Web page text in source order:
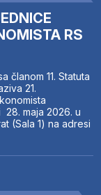
RS
članom 11. Statuta
21.
maja 2026. u
(Sala 1) na adresi